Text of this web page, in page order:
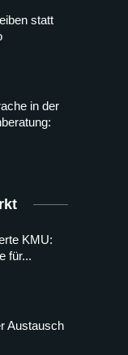
statt
in der
KMU:
für...
Austausch